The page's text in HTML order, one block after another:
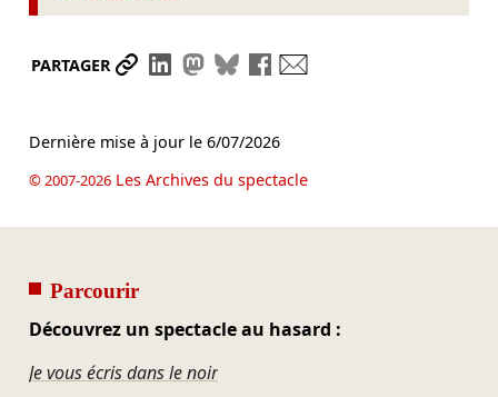
PARTAGER Partager le lien
Partager sur LinkedIn
Partager sur Mastodon
Partager sur Bluesky
Partager sur Facebook
Dernière mise à jour le 6/07/2026
© 2007-2026Les Archives du spectacle
Parcourir
Découvrez un spectacle au hasard :
Je vous écris dans le noir